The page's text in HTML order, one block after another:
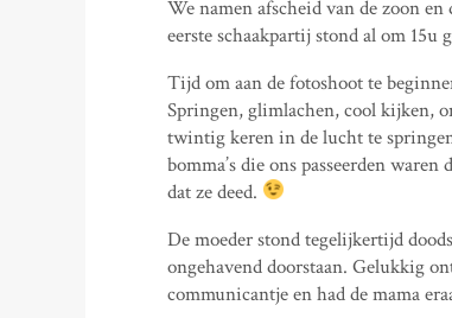
We namen afscheid van de zoon
eerste schaakpartij stond al om 15u
Tijd om aan de fotoshoot te
Springen, glimlachen, cool kijken,
twintig keren in de lucht te
bomma’s die ons passeerden
dat ze deed.
De moeder stond tegelijkertijd
ongehavend doorstaan. Gelukkig
communicantje en had de mama